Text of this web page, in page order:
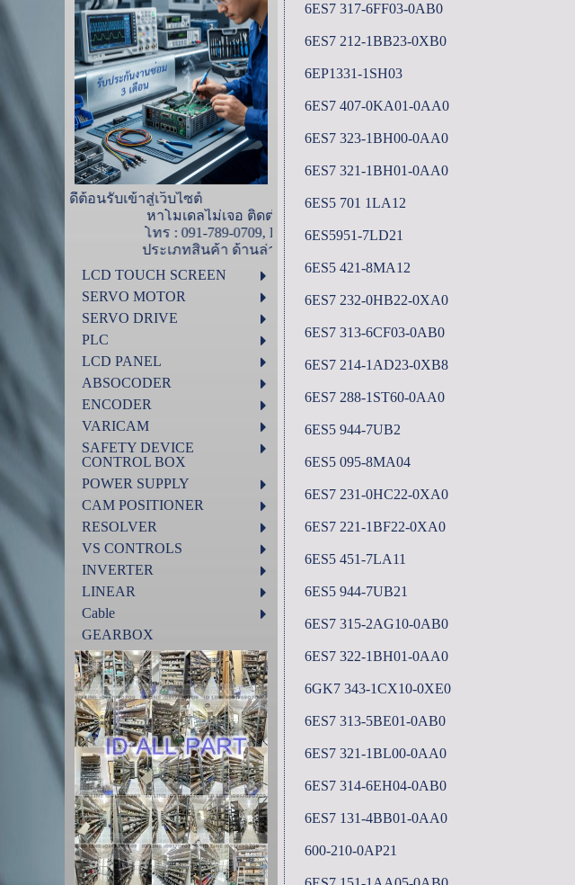
บเข้าสู่เว็บไซต์
หาโมเดลไม่เจอ ติดต่อสอบถามได้ที่ ไอดีน้ำ
โทร : 091-789-0709, ID-Line : 0917890709
ประเภทสินค้า ด้านล่างนี้
LCD TOUCH SCREEN
SERVO MOTOR
SERVO DRIVE
PLC
LCD PANEL
ABSOCODER
ENCODER
VARICAM
SAFETY DEVICE
CONTROL BOX
POWER SUPPLY
CAM POSITIONER
RESOLVER
VS CONTROLS
INVERTER
LINEAR
Cable
GEARBOX
6ES7 317-6FF03-0AB0
6ES7 212-1BB23-0XB0
6EP1331-1SH03
6ES7 407-0KA01-0AA0
6ES7 323-1BH00-0AA0
6ES7 321-1BH01-0AA0
6ES5 701 1LA12
6ES5951-7LD21
6ES5 421-8MA12
6ES7 232-0HB22-0XA0
6ES7 313-6CF03-0AB0
6ES7 214-1AD23-0XB8
6ES7 288-1ST60-0AA0
6ES5 944-7UB2
6ES5 095-8MA04
6ES7 231-0HC22-0XA0
6ES7 221-1BF22-0XA0
6ES5 451-7LA11
6ES5 944-7UB21
6ES7 315-2AG10-0AB0
6ES7 322-1BH01-0AA0
6GK7 343-1CX10-0XE0
6ES7 313-5BE01-0AB0
6ES7 321-1BL00-0AA0
6ES7 314-6EH04-0AB0
6ES7 131-4BB01-0AA0
600-210-0AP21